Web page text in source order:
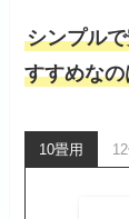
シンプル
すすめな
10畳用